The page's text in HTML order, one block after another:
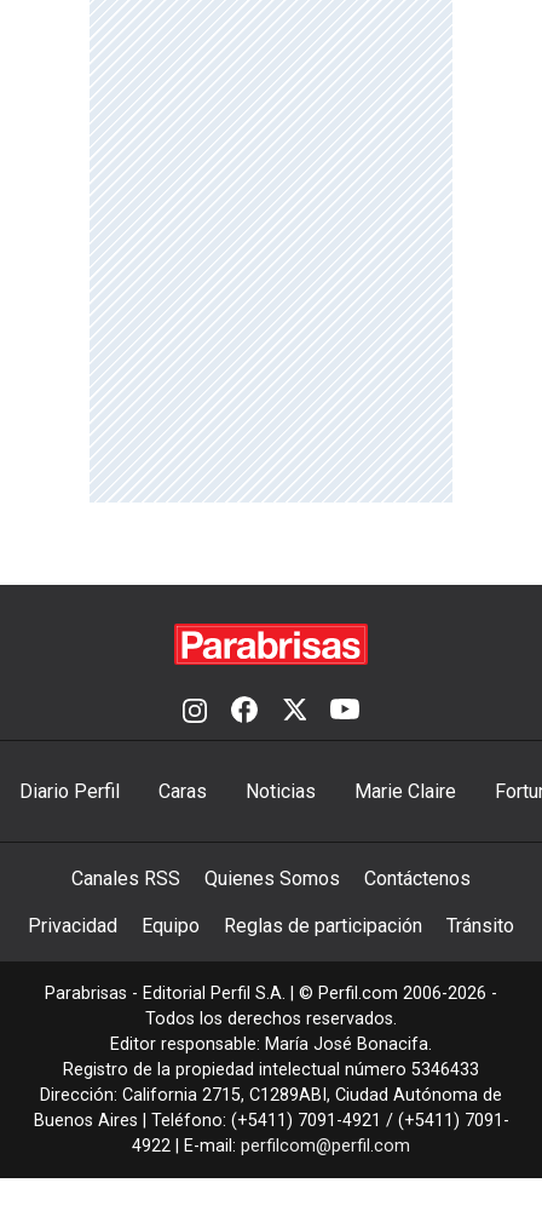
Diario Perfil Caras Noticias Marie Claire
Canales RSS Quienes Somos Contáctenos
Privacidad Equipo Reglas de participación Tránsito
Parabrisas - Editorial Perfil S.A. | © Perfil.com 2006-2026 -
Todos los derechos reservados.
Editor responsable: María José Bonacifa.
Registro de la propiedad intelectual número 5346433
Dirección: California 2715, C1289ABI , Ciudad Autónoma de
Buenos Aires | Teléfono: (+5411) 7091-4921 / (+5411) 7091-
4922 | E-mail: perfilcom@perfil.com